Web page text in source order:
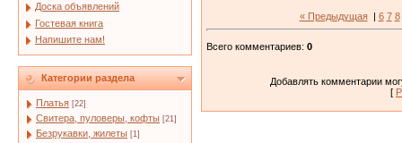
Доска объявлений
Гостевая книга
Напишите нам!
Категории раздела
Платья [22]
Свитера, пуловеры, кофты [21]
Безрукавки, жилеты [1]
« Предыдущая| 6 7 8
Всего комментариев: 0
Добавлять комментарии
[